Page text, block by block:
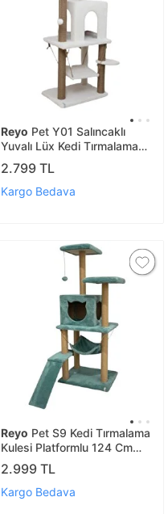
Reyo Pet Y01 Salıncaklı
Yuvalı Lüx Kedi Tırmalama
Oyun Evi Beyaz
2.799 TL
Kargo Bedava
Reyo Pet S9 Kedi Tırmalama
Kulesi Platformlu 124 Cm
Turkuaz
2.999 TL
Kargo Bedava